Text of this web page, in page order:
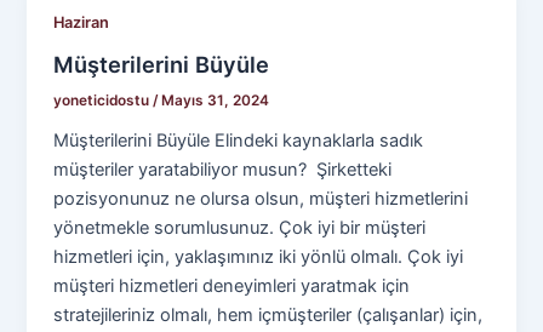
Haziran
Müşterilerini Büyüle
yoneticidostu/ Mayıs 31, 2024
Müşterilerini Büyüle Elindeki kaynaklarla sadık
müşteriler yaratabiliyor musun? Şirketteki
pozisyonunuz ne olursa olsun, müşteri hizmetlerini
yönetmekle sorumlusunuz. Çok iyi bir müşteri
hizmetleri için, yaklaşımınız iki yönlü olmalı. Çok iyi
müşteri hizmetleri deneyimleri yaratmak için
stratejileriniz olmalı, hem içmüşteriler (çalışanlar) için,